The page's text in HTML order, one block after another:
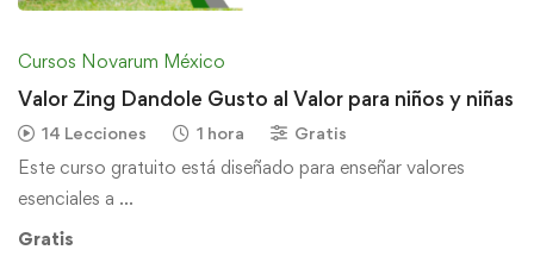
Cursos Novarum México
Valor Zing Dandole Gusto al Valor para niños y niñas
14 Lecciones 1 hora Gratis
Este curso gratuito está diseñado para enseñar valores
esenciales a …
Gratis